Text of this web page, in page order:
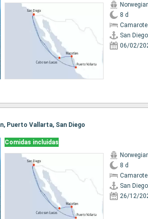
8 d
San Diego
06/02/
Puerto Vallarta, San Diego
Comidas incluidas
8 d
San Diego
26/12/